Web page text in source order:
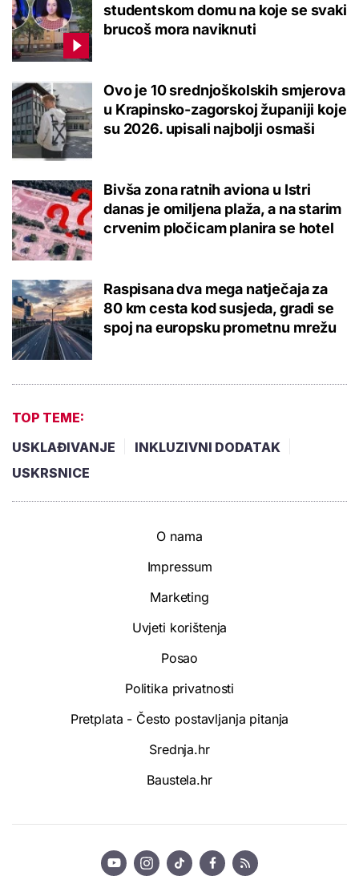
studentskom domu na koje se svaki
brucoš mora naviknuti
Ovo je 10 srednjoškolskih smjerova
u Krapinsko-zagorskoj županiji koje
su 2026. upisali najbolji osmaši
Bivša zona ratnih aviona u Istri
danas je omiljena plaža, a na starim
crvenim pločicam planira se hotel
Raspisana dva mega natječaja za
80 km cesta kod susjeda, gradi se
spoj na europsku prometnu mrežu
TOP TEME:
USKLAĐIVANJE
INKLUZIVNI DODATAK
USKRSNICE
O nama
Impressum
Marketing
Uvjeti korištenja
Posao
Politika privatnosti
Pretplata - Često postavljanja pitanja
Srednja.hr
Baustela.hr